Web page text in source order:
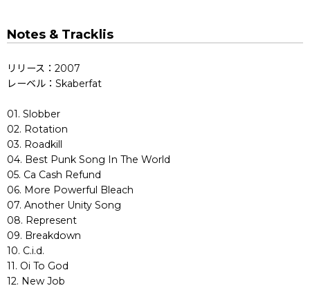
Notes & Tracklis
リリース：2007
レーベル：Skaberfat
01. Slobber
02. Rotation
03. Roadkill
04. Best Punk Song In The World
05. Ca Cash Refund
06. More Powerful Bleach
07. Another Unity Song
08. Represent
09. Breakdown
10. C.i.d.
11. Oi To God
12. New Job